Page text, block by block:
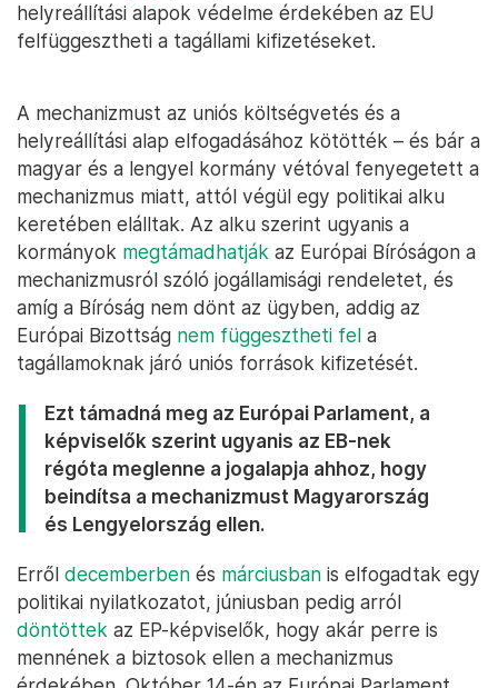
helyreállítási alapok védelme érdekében az EU
felfüggesztheti a tagállami kifizetéseket.
A mechanizmust az uniós költségvetés és a
helyreállítási alap elfogadásához kötötték – és bár a
magyar és a lengyel kormány vétóval fenyegetett a
mechanizmus miatt, attól végül egy politikai alku
keretében elálltak. Az alku szerint ugyanis a
kormányok megtámadhatják az Európai Bíróságon a
mechanizmusról szóló jogállamisági rendeletet, és
amíg a Bíróság nem dönt az ügyben, addig az
Európai Bizottság nem függesztheti fel a
tagállamoknak járó uniós források kifizetését.
Ezt támadná meg az Európai Parlament, a
képviselők szerint ugyanis az EB-nek
régóta meglenne a jogalapja ahhoz, hogy
beindítsa a mechanizmust Magyarország
és Lengyelország ellen.
Erről decemberben és márciusban is elfogadtak egy
politikai nyilatkozatot, júniusban pedig arról
döntöttek az EP-képviselők, hogy akár perre is
mennének a biztosok ellen a mechanizmus